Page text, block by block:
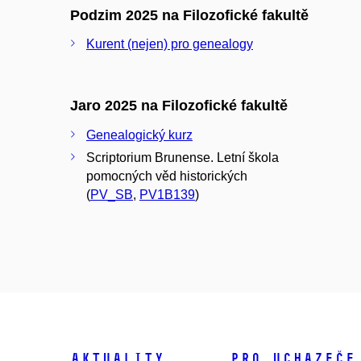
Podzim 2025 na Filozofické fakultě
Kurent (nejen) pro genealogy
Jaro 2025 na Filozofické fakultě
Genealogický kurz
Scriptorium Brunense. Letní škola
pomocných věd historických
(PV_SB, PV1B139)